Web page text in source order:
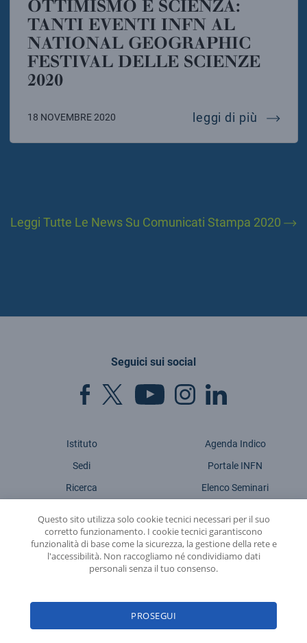
OTTIMISMO E SCIENZA:
TANTI EVENTI INFN AL
NATIONAL GEOGRAPHIC
FESTIVAL DELLE SCIENZE
2020
18 NOVEMBRE 2020 leggi di più
Leggi Tutte Le News Su Comunicati Stampa 2020
Seguici sui social
Istituto
Sedi
Ricerca
Attualità
Contatti
Agenda Indico
Portale INFN
Elenco Seminari
Sitemap
Amministrazione
Trasparente
Questo sito utilizza solo cookie tecnici necessari per il suo
corretto funzionamento. I cookie tecnici garantiscono
funzionalità di base come la sicurezza, la gestione della rete e
l'accessibilità. Non raccogliamo né condividiamo dati
personali senza il tuo consenso.
PROSEGUI